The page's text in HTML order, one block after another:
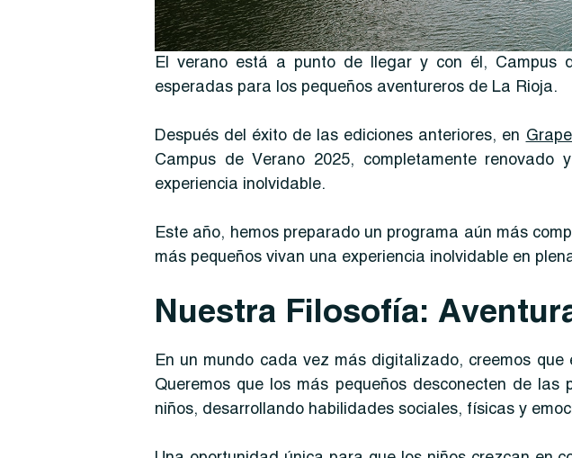
El verano está a punto de llegar y con él, Campus
esperadas para los pequeños aventureros de La Rioja.
Después del éxito de las ediciones anteriores, en
Campus de Verano 2025, completamente
experiencia inolvidable.
Este año, hemos preparado un programa aún más
más pequeños vivan una experiencia inolvidable en
Nuestra Filosofía:
En un mundo cada vez más digitalizado, creemos
Queremos que los más pequeños desconecten de
niños, desarrollando habilidades sociales, físicas y